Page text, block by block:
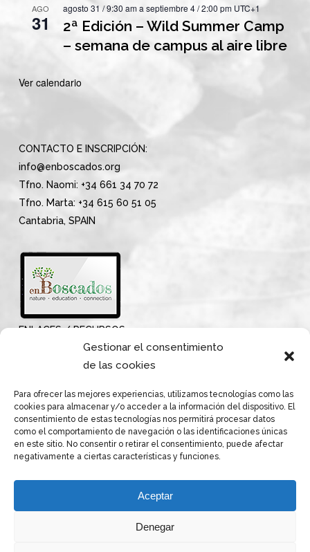
Gestionar el consentimiento
de las cookies
Para ofrecer las mejores experiencias, utilizamos tecnologías como las
cookies para almacenar y/o acceder a la información del dispositivo. El
consentimiento de estas tecnologías nos permitirá procesar datos
como el comportamiento de navegación o las identificaciones únicas
en este sitio. No consentir o retirar el consentimiento, puede afectar
negativamente a ciertas características y funciones.
Aceptar
Denegar
AGO
31
agosto 31 / 9:30 ama septiembre 4 / 2:00 pm UTC+1
2ª Edición – Wild Summer Camp
– semana de campus al aire libre
Ver calendario
CONTACTO E INSCRIPCIÓN:
info@enboscados.org
Tfno. Naomi: +34 661 34 70 72
Tfno. Marta: +34 615 60 51 05
Cantabria, SPAIN
ENLACES / RECURSOS